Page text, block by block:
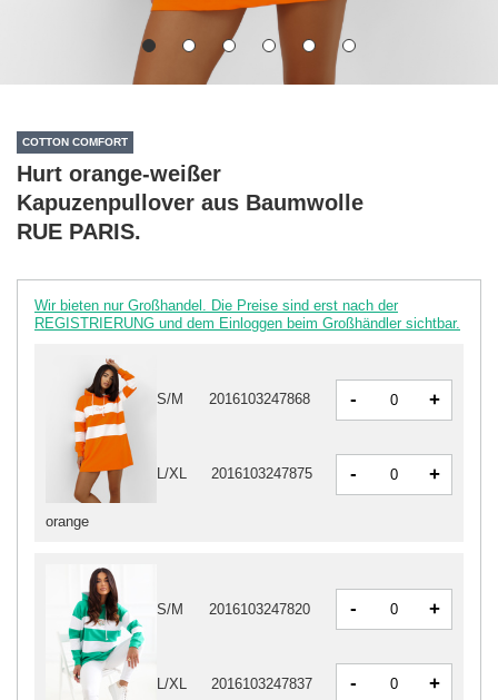
COTTON COMFORT
Hurt orange-weißer
Kapuzenpullover aus Baumwolle
RUE PARIS.
Wir bieten nur Großhandel. Die Preise sind erst nach der
REGISTRIERUNG und dem Einloggen beim Großhändler sichtbar.
orange
S/M 2016103247868 - +
L/XL 2016103247875 - +
S/M 2016103247820 - +
L/XL 2016103247837 - +